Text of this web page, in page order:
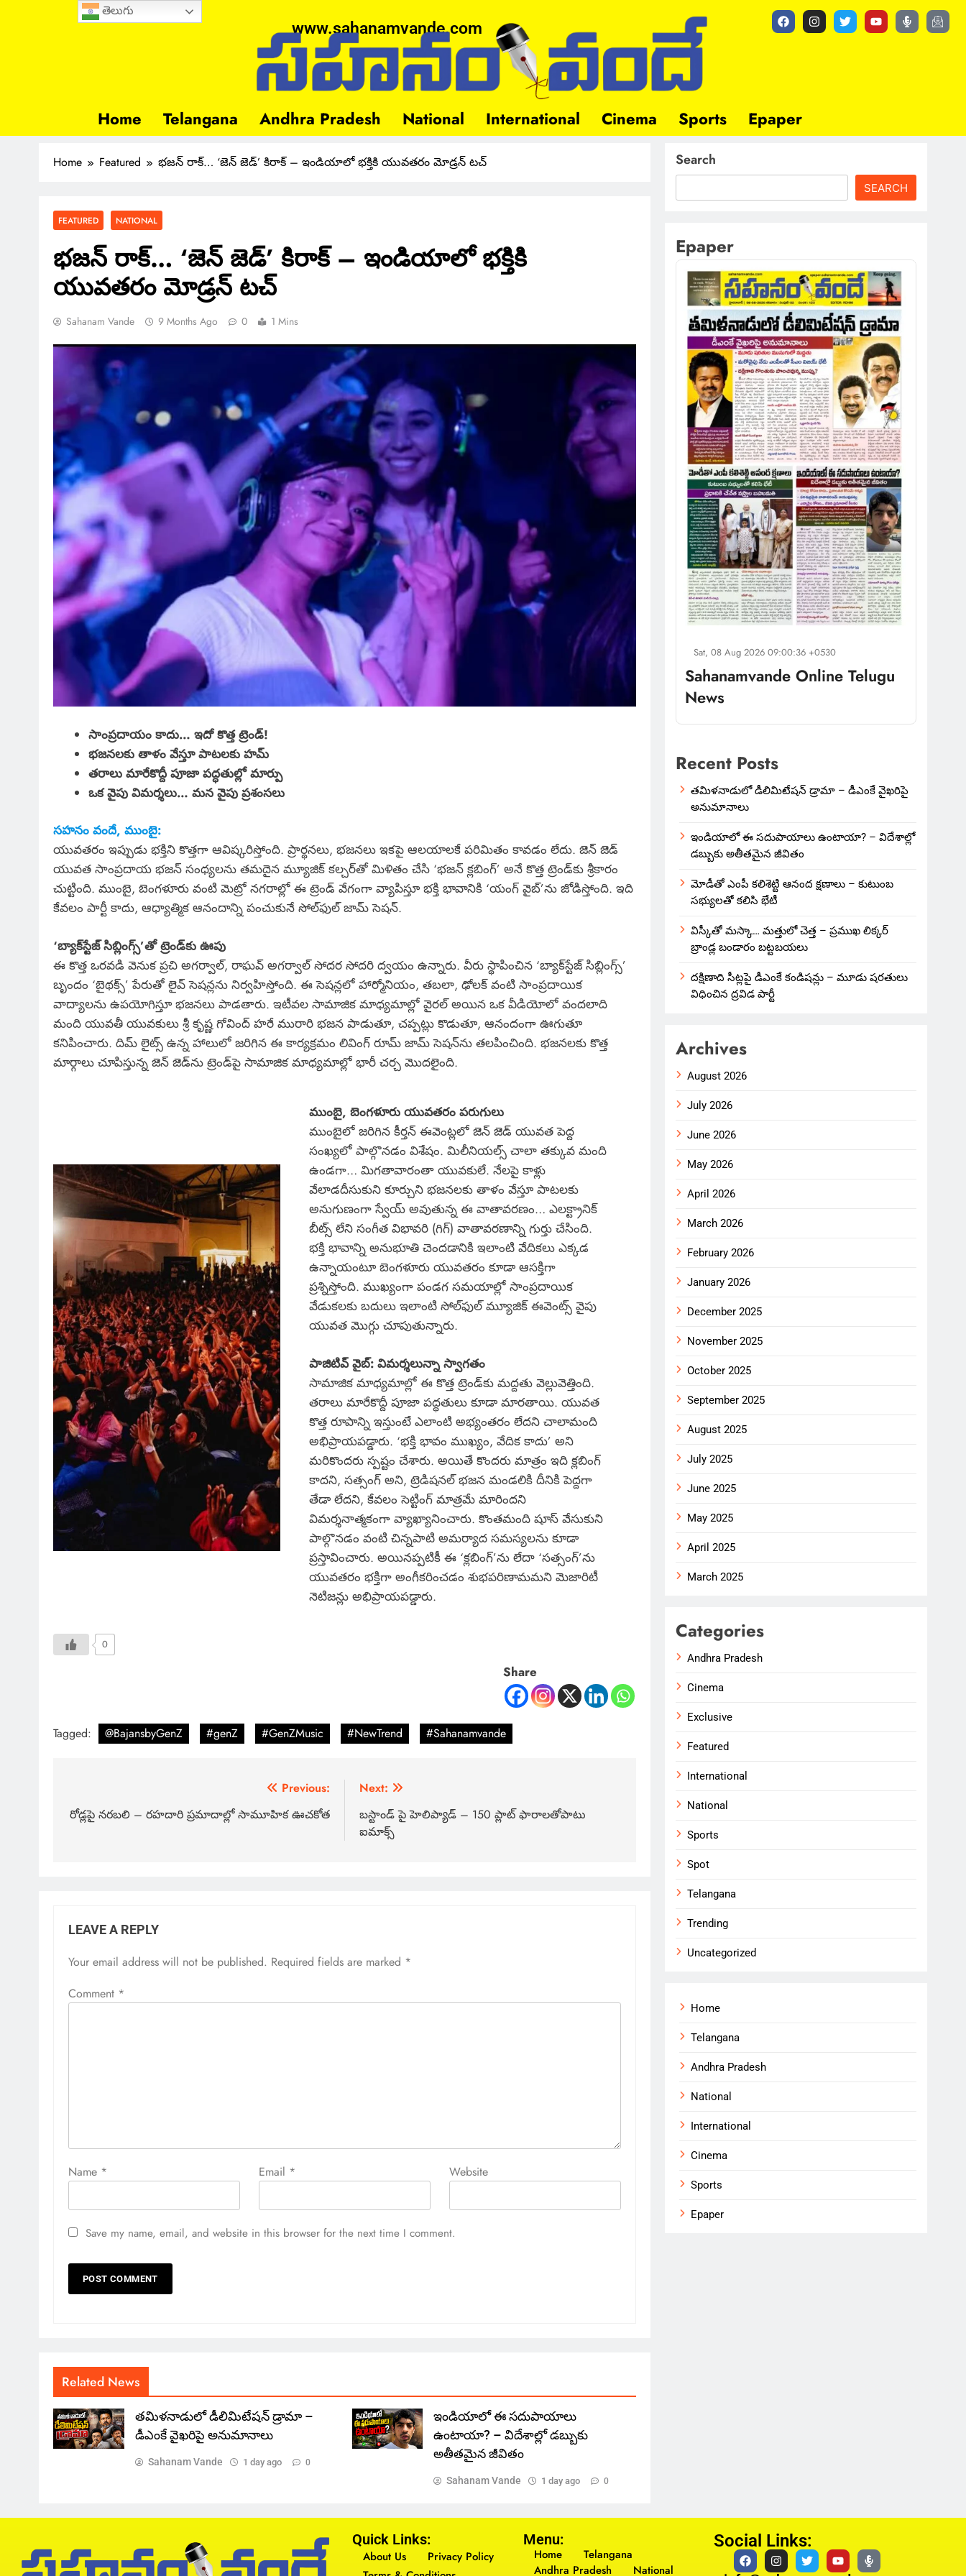
www.sahanamvande.com
Home Telangana Andhra Pradesh National International Cinema Sports Epaper
Home Featured భజన్ రాక్… ‘జెన్ జెడ్’ కిరాక్ – ఇండియాలో భక్తికి యువతరం మోడ్రన్ టచ్
FEATURED NATIONAL
భజన్ రాక్… ‘జెన్ జెడ్’ కిరాక్ – ఇండియాలో భక్తికి
యువతరం మోడ్రన్ టచ్
Sahanam Vande 9 Months Ago 0 1 Mins
సాంప్రదాయం కాదు… ఇదో కొత్త ట్రెండ్!
భజనలకు తాళం వేస్తూ పాటలకు హమ్
తరాలు మారేకొద్దీ పూజా పద్ధతుల్లో మార్పు
ఒక వైపు విమర్శలు… మన వైపు ప్రశంసలు
సహనం వందే, ముంబై:
యువతరం ఇప్పుడు భక్తిని కొత్తగా ఆవిష్కరిస్తోంది. ప్రార్థనలు, భజనలు ఇకపై ఆలయాలకే పరిమితం కావడం లేదు. జెన్ జెడ్
యువత సాంప్రదాయ భజన్ సంధ్యలను తమదైన మ్యూజిక్ కల్చర్‌తో మిళితం చేసి ‘భజన్ క్లబింగ్’ అనే కొత్త ట్రెండ్‌కు శ్రీకారం
చుట్టింది. ముంబై, బెంగళూరు వంటి మెట్రో నగరాల్లో ఈ ట్రెండ్ వేగంగా వ్యాపిస్తూ భక్తి భావానికి ‘యంగ్ వైబ్’ను జోడిస్తోంది. ఇది
కేవలం పార్టీ కాదు, ఆధ్యాత్మిక ఆనందాన్ని పంచుకునే సోల్‌ఫుల్ జామ్ సెషన్.
‘బ్యాక్‌స్టేజ్ సిబ్లింగ్స్’తో ట్రెండ్‌కు ఊపు
ఈ కొత్త ఒరవడి వెనుక ప్రచి అగర్వాల్, రాఘవ్ అగర్వాల్ సోదర సోదరి ద్వయం ఉన్నారు. వీరు స్థాపించిన ‘బ్యాక్‌స్టేజ్ సిబ్లింగ్స్’
బృందం ‘బైథక్స్’ పేరుతో లైవ్ సెషన్లను నిర్వహిస్తోంది. ఈ సెషన్లలో హార్మోనియం, తబలా, ఢోలక్ వంటి సాంప్రదాయిక
వాద్యాలను ఉపయోగిస్తూ భజనలు పాడతారు. ఇటీవల సామాజిక మాధ్యమాల్లో వైరల్ అయిన ఒక వీడియోలో వందలాది
మంది యువతీ యువకులు శ్రీ కృష్ణ గోవింద్ హరే మురారి భజన పాడుతూ, చప్పట్లు కొడుతూ, ఆనందంగా ఊగుతూ
కనిపించారు. దిమ్ లైట్స్ ఉన్న హాలులో జరిగిన ఈ కార్యక్రమం లివింగ్ రూమ్ జామ్ సెషన్‌ను తలపించింది. భజనలకు కొత్త
మార్గాలు చూపిస్తున్న జెన్ జెడ్‌ను ట్రెండ్‌పై సామాజిక మాధ్యమాల్లో భారీ చర్చ మొదలైంది.
ముంబై, బెంగళూరు యువతరం పరుగులు
ముంబైలో జరిగిన కీర్తన్ ఈవెంట్లలో జెన్ జెడ్ యువత పెద్ద
సంఖ్యలో పాల్గొనడం విశేషం. మిలీనియల్స్ చాలా తక్కువ మంది
ఉండగా… మిగతావారంతా యువకులే. నేలపై కాళ్లు
వేలాడదీసుకుని కూర్చుని భజనలకు తాళం వేస్తూ పాటలకు
అనుగుణంగా స్వేయ్ అవుతున్న ఈ వాతావరణం… ఎలక్ట్రానిక్
బీట్స్ లేని సంగీత విభావరి (గిగ్) వాతావరణాన్ని గుర్తు చేసింది.
భక్తి భావాన్ని అనుభూతి చెందడానికి ఇలాంటి వేదికలు ఎక్కడ
ఉన్నాయంటూ బెంగళూరు యువతరం కూడా ఆసక్తిగా
ప్రశ్నిస్తోంది. ముఖ్యంగా పండగ సమయాల్లో సాంప్రదాయిక
వేడుకలకు బదులు ఇలాంటి సోల్‌ఫుల్ మ్యూజిక్ ఈవెంట్స్‌ వైపు
యువత మొగ్గు చూపుతున్నారు.
పాజిటివ్ వైబ్: విమర్శలున్నా స్వాగతం
సామాజిక మాధ్యమాల్లో ఈ కొత్త ట్రెండ్‌కు మద్దతు వెల్లువెత్తింది.
తరాలు మారేకొద్దీ పూజా పద్ధతులు కూడా మారతాయి. యువత
కొత్త రూపాన్ని ఇస్తుంటే ఎలాంటి అభ్యంతరం లేదని చాలామంది
అభిప్రాయపడ్డారు. ‘భక్తి భావం ముఖ్యం, వేదిక కాదు’ అని
మరికొందరు స్పష్టం చేశారు. అయితే కొందరు మాత్రం ఇది క్లబింగ్
కాదని, సత్సంగ్ అని, ట్రెడిషనల్ భజన మండలికి దీనికి పెద్దగా
తేడా లేదని, కేవలం సెట్టింగ్ మాత్రమే మారిందని
విమర్శనాత్మకంగా వ్యాఖ్యానించారు. కొంతమంది షూస్ వేసుకుని
పాల్గొనడం వంటి చిన్నపాటి అమర్యాద సమస్యలను కూడా
ప్రస్తావించారు. అయినప్పటికీ ఈ ‘క్లబింగ్’ను లేదా ‘సత్సంగ్’ను
యువతరం భక్తిగా అంగీకరించడం శుభపరిణామమని మెజారిటీ
నెటిజన్లు అభిప్రాయపడ్డారు.
0
Share
Tagged: @BajansbyGenZ #genZ #GenZMusic #NewTrend #Sahanamvande
Previous:
రోడ్లపై నరబలి – రహదారి ప్రమాదాల్లో సామూహిక ఊచకోత
Next:
బస్టాండ్‌ పై హెలిప్యాడ్‌ – 150 ప్లాట్‌ ఫారాలతోపాటు
ఐమాక్స్‌
LEAVE A REPLY
Your email address will not be published. Required fields are marked *
Comment *
Name * Email * Website
Save my name, email, and website in this browser for the next time I comment.
Related News
తమిళనాడులో డీలిమిటేషన్ డ్రామా –
డీఎంకే వైఖరిపై అనుమానాలు
Sahanam Vande 1 day ago 0
ఇండియాలో‌ ఈ సదుపాయాలు
ఉంటాయా? – విదేశాల్లో డబ్బుకు
అతీతమైన జీవితం
Sahanam Vande 1 day ago 0
Search
SEARCH
Epaper
Sat, 08 Aug 2026 09:00:36 +0530
Sahanamvande Online Telugu
News
Recent Posts
తమిళనాడులో డీలిమిటేషన్ డ్రామా – డీఎంకే వైఖరిపై
అనుమానాలు
ఇండియాలో‌ ఈ సదుపాయాలు ఉంటాయా? – విదేశాల్లో
డబ్బుకు అతీతమైన జీవితం
మోడీతో ఎంపీ కలిశెట్టి ఆనంద క్షణాలు – కుటుంబ
సభ్యులతో కలిసి భేటీ
విస్కీతో మస్కా… మత్తులో చెత్త – ప్రముఖ లిక్కర్
బ్రాండ్ల బండారం బట్టబయలు
దక్షిణాది సీట్లపై డీఎంకే కండిషన్లు – మూడు షరతులు
విధించిన ద్రవిడ పార్టీ
Archives
August 2026
July 2026
June 2026
May 2026
April 2026
March 2026
February 2026
January 2026
December 2025
November 2025
October 2025
September 2025
August 2025
July 2025
June 2025
May 2025
April 2025
March 2025
Categories
Andhra Pradesh
Cinema
Exclusive
Featured
International
National
Sports
Spot
Telangana
Trending
Uncategorized
Home
Telangana
Andhra Pradesh
National
International
Cinema
Sports
Epaper
Quick Links:
About Us
Privacy Policy
Menu:
Home
Telangana
Andhra Pradesh
National
Social Links:
తెలుగు